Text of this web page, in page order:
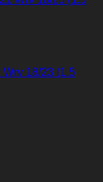
18/23 (1.5